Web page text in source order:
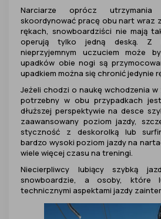
Narciarze oprócz utrzymania
skoordynować pracę obu nart wraz
rękach, snowboardziści nie mają
operują tylko jedną deską. Z
nieprzyjemnym uczuciem może
upadków obie nogi są
upadkiem można się chronić jedynie
Jeżeli chodzi o naukę wchodzenia
potrzebny w obu przypadkach
dłuższej perspektywie na desce
zaawansowany poziom jazdy,
styczność z deskorolką lub
bardzo wysoki poziom jazdy na
wiele więcej czasu na treningi.
Niecierpliwcy lubiący szybką
snowboardzie, a osoby, które
technicznymi aspektami jazdy